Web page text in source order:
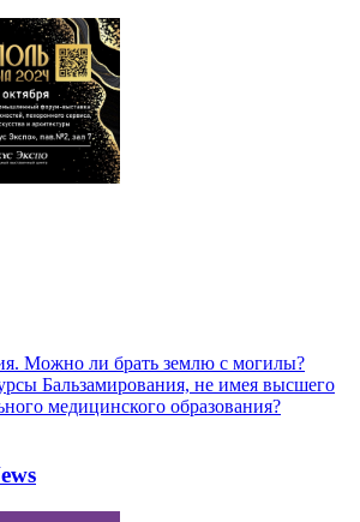
Можно ли брать землю с могилы?
Бальзамирования, не имея высшего
медицинского образования?